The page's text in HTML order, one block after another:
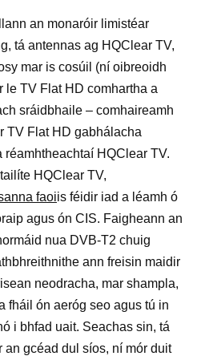
an monaróir limistéar
tá antennas ag HQClear TV,
mar is cosúil (ní oibreoidh
le TV Flat HD comhartha a
sráidbhaile – comhaireamh
TV Flat HD gabhálacha
réamhtheachtaí HQClear TV.
HQClear TV,
faoiis féidir iad a léamh ó
agus ón CIS. Faigheann an
nua DVB-T2 chuig
ann freisin maidir
neodracha, mar shampla,
fháil ón aeróg seo agus tú in
i bhfad uait. Seachas sin, tá
an gcéad dul síos, ní mór duit